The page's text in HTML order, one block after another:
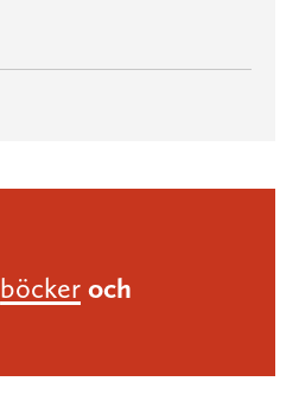
böcker och